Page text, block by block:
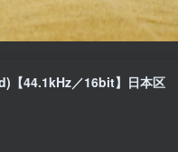
【44.1kHz／16bit】日本区